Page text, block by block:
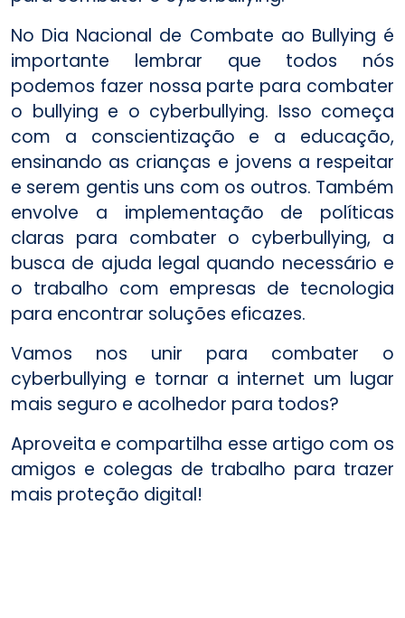
No Dia Nacional de Combate ao Bullying é
importante lembrar que todos nós
podemos fazer nossa parte para combater
o bullying e o cyberbullying. Isso começa
com a conscientização e a educação,
ensinando as crianças e jovens a respeitar
e serem gentis uns com os outros. Também
envolve a implementação de políticas
claras para combater o cyberbullying, a
busca de ajuda legal quando necessário e
o trabalho com empresas de tecnologia
para encontrar soluções eficazes.
Vamos nos unir para combater o
cyberbullying e tornar a internet um lugar
mais seguro e acolhedor para todos?
Aproveita e compartilha esse artigo com os
amigos e colegas de trabalho para trazer
mais proteção digital!